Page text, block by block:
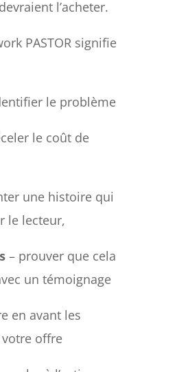
l’acheter.
PASTOR signifie
le problème
le coût de
une histoire qui
le lecteur,
– prouver que cela
un témoignage
en avant les
offre